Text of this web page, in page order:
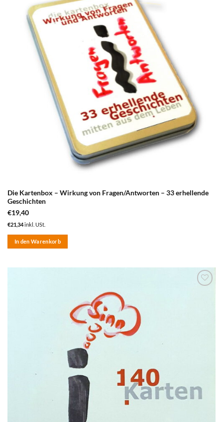
Die Kartenbox – Wirkung von Fragen/Antworten – 33 erhellende
Geschichten
€19,40
€21,34inkl. USt.
In den Warenkorb